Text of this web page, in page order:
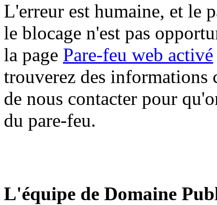
L'erreur est humaine, et le
le blocage n'est pas
la page Pare-feu web activé
trouverez des informations
de nous contacter pour
du pare-feu.
L'équipe de Domaine